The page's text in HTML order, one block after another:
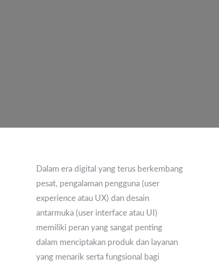
Dalam era digital yang terus berkembang
pesat, pengalaman pengguna (user
experience atau UX) dan desain
antarmuka (user interface atau UI)
memiliki peran yang sangat penting
dalam menciptakan produk dan layanan
yang menarik serta fungsional bagi